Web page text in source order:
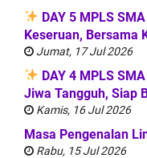
DAY 5 MPLS
Keseruan, Bersama
Jumat, 17 Jul 2026
DAY 4 MPLS
Jiwa Tangguh, Siap
Kamis, 16 Jul 2026
Masa Pengenalan
Rabu, 15 Jul 2026